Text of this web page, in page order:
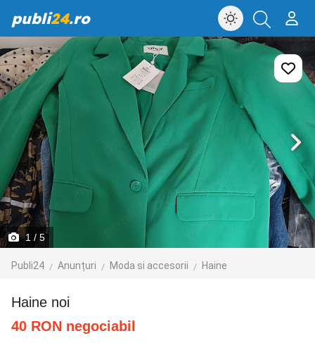
publi24.ro
1 / 5
Publi24 Anunțuri Moda si accesorii Haine
haine noi
40 RON negociabil